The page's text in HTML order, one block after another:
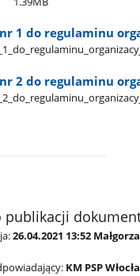
1 do regulaminu
2 do regulaminu
publikacji
26.04.2021 13:52
KM PSP